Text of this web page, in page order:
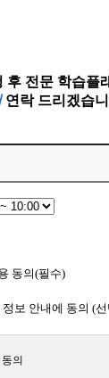
후 전문 학습플
연락 드리겠습
동의(필수)
보 안내에 동의 (
의